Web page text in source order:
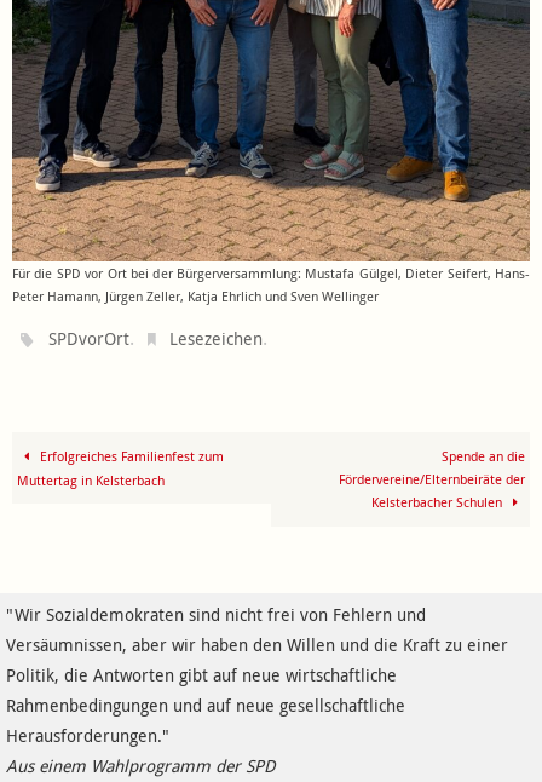
Für die SPD vor Ort bei der Bürgerversammlung: Mustafa Gülgel, Dieter Seifert, Hans-
Peter Hamann, Jürgen Zeller, Katja Ehrlich und Sven Wellinger
SPDvorOrt. Lesezeichen.
Erfolgreiches Familienfest zum
Muttertag in Kelsterbach
Spende an die
Fördervereine/Elternbeiräte der
Kelsterbacher Schulen
"Wir Sozialdemokraten sind nicht frei von Fehlern und
Versäumnissen, aber wir haben den Willen und die Kraft zu einer
Politik, die Antworten gibt auf neue wirtschaftliche
Rahmenbedingungen und auf neue gesellschaftliche
Herausforderungen."
Aus einem Wahlprogramm der SPD